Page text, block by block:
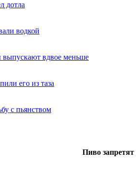
дотла
водкой
выпускают вдвое меньше
его из таза
с пьянством
Пиво